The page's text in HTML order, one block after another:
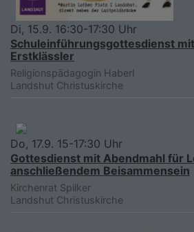
Di, 15.9. 16:30-17:30 Uhr
Schuleinführungsgottesdienst
Erstklässler
Religionspädagogin Haberl
Landshut Christuskirche
Do, 17.9. 15-17:30 Uhr
Gottesdienst mit Abendmahl für
anschließendem Beisammensein
Kirchenrat Spilker
Landshut Christuskirche